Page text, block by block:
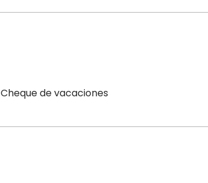
Cheque de vacaciones